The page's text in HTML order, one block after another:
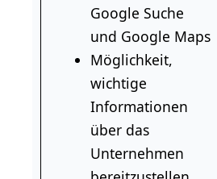
Google Suche
und Google Maps
Möglichkeit,
wichtige
Informationen
über das
Unternehmen